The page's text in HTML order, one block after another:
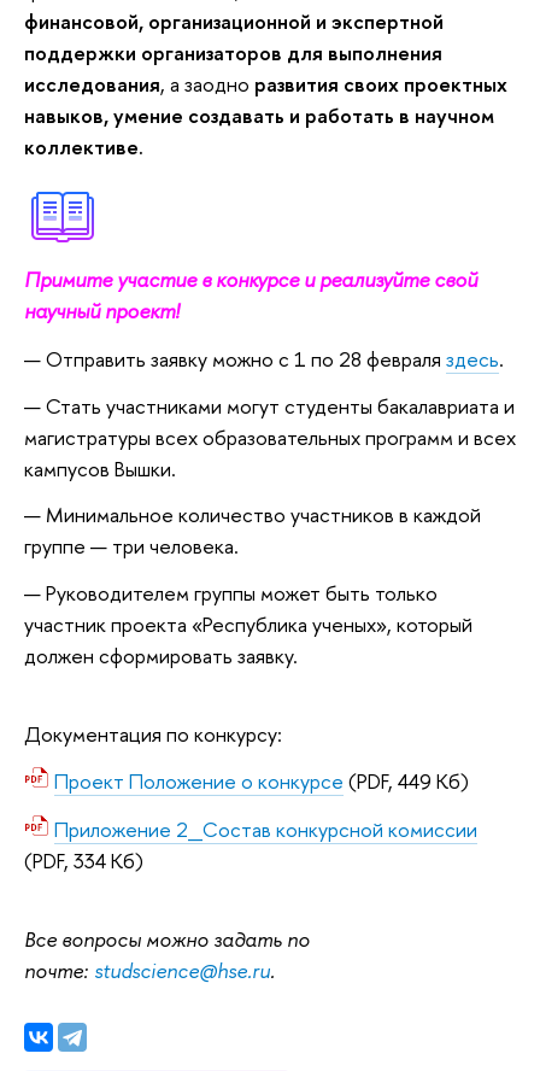
финансовой, организационной и экспертной
поддержки организаторов для выполнения
исследования, а заодно развития своих проектных
навыков, умение создавать и работать в научном
коллективе.
Примите участие в конкурсе и реализуйте свой
научный проект!
Отправить заявку можно с 1 по 28 февраля здесь.
Стать участниками могут студенты бакалавриата и
магистратуры всех образовательных программ и всех
кампусов Вышки.
Минимальное количество участников в каждой
группе — три человека.
Руководителем группы может быть только
участник проекта «Республика ученых», который
должен сформировать заявку.
Документация по конкурсу:
Проект Положение о конкурсе (PDF, 449 Кб)
Приложение 2_Состав конкурсной комиссии
(PDF, 334 Кб)
Все вопросы можно задать по
почте: studscience@hse.ru.